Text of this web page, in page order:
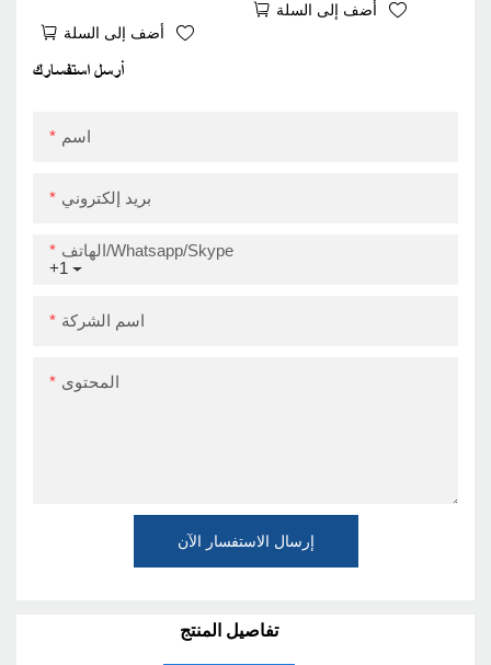
Sticker Barcode Printer
Zy909 Super
أضف إلى السلة
Bluetooth Thermal
أضف إلى السلة
أرسل استفسارك
اسم
بريد إلكتروني
+1
الهاتف/Whatsapp/Skype
اسم الشركة
المحتوى
إرسال الاستفسار الآن
تفاصيل المنتج